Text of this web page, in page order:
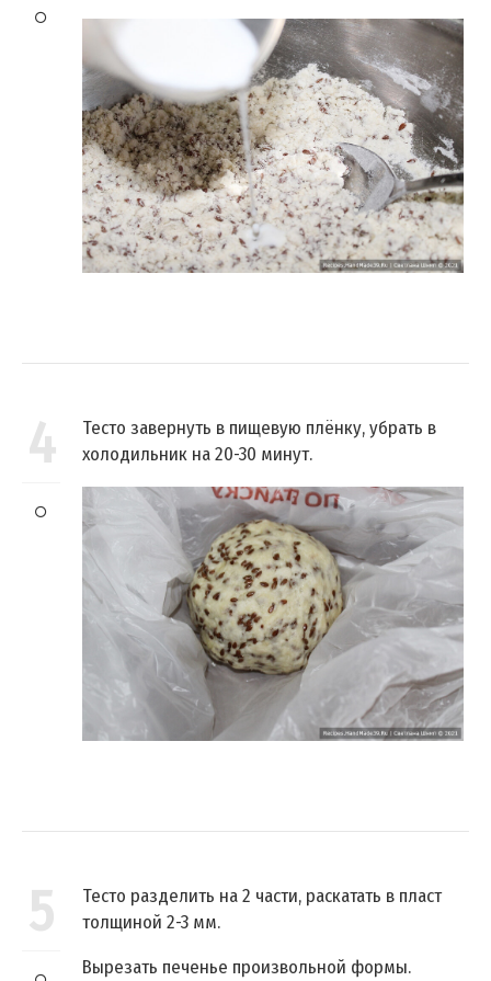
4
Тесто завернуть в пищевую плёнку, убрать в
холодильник на 20-30 минут.
5
Тесто разделить на 2 части, раскатать в пласт
толщиной 2-3 мм.
Вырезать печенье произвольной формы.